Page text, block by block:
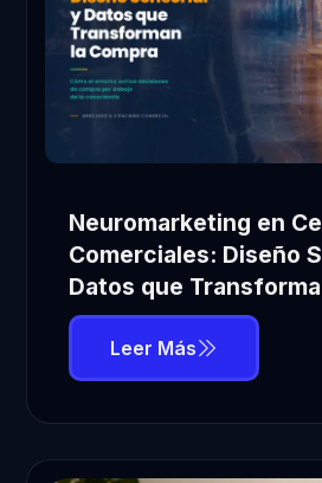
Neuromarketing en
Comerciales: Diseño
Datos que
Leer Más